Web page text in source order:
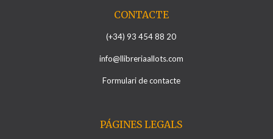
CONTACTE
(+34) 93 454 88 20
info@llibreriaallots.com
Formulari de contacte
PÁGINES LEGALS